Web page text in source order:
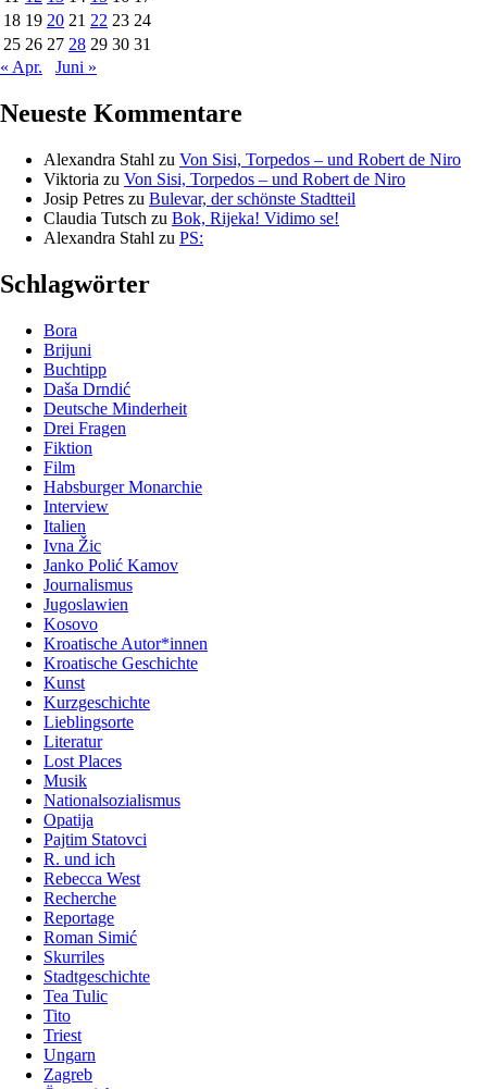
18 19 20 21 22 23 24
25 26 27 28 29 30 31
« Apr.
Juni »
Neueste Kommentare
Alexandra Stahl zu Von Sisi, Torpedos – und Robert de Niro
Viktoria zu Von Sisi, Torpedos – und Robert de Niro
Josip Petres zu Bulevar, der schönste Stadtteil
Claudia Tutsch zu Bok, Rijeka! Vidimo se!
Alexandra Stahl zu PS:
Schlagwörter
Bora
Brijuni
Buchtipp
Daša Drndić
Deutsche Minderheit
Drei Fragen
Fiktion
Film
Habsburger Monarchie
Interview
Italien
Ivna Žic
Janko Polić Kamov
Journalismus
Jugoslawien
Kosovo
Kroatische Autor*innen
Kroatische Geschichte
Kunst
Kurzgeschichte
Lieblingsorte
Literatur
Lost Places
Musik
Nationalsozialismus
Opatija
Pajtim Statovci
R. und ich
Rebecca West
Recherche
Reportage
Roman Simić
Skurriles
Stadtgeschichte
Tea Tulic
Tito
Triest
Ungarn
Zagreb